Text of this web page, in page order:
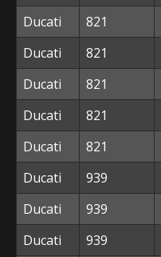
Ducati
821
Ducati
821
Ducati
821
Ducati
821
Ducati
821
Ducati
939
Ducati
939
Ducati
939